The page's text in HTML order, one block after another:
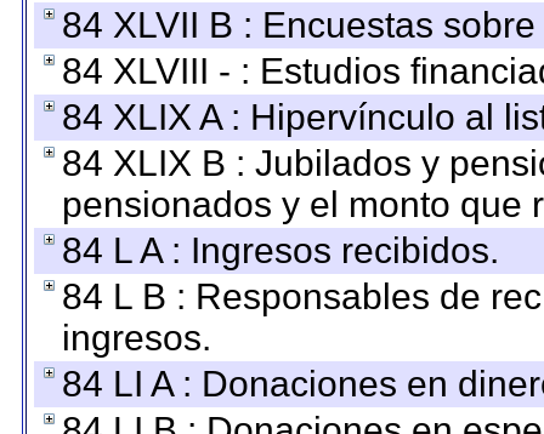
84 XLVII B : Encuestas
84 XLVIII - : Estudios
84 XLIX A : Hipervínculo al
84 XLIX B : Jubilados y
pensionados y el monto que
84 L A : Ingresos recibidos.
84 L B : Responsables de
ingresos.
84 LI A : Donaciones en